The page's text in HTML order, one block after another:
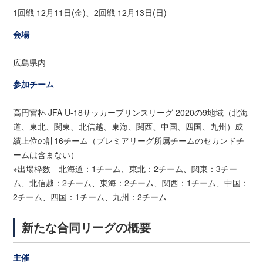
1回戦 12月11日(金)、2回戦 12月13日(日)
会場
広島県内
参加チーム
高円宮杯 JFA U-18サッカープリンスリーグ 2020の9地域（北海
道、東北、関東、北信越、東海、関西、中国、四国、九州）成
績上位の計16チーム（プレミアリーグ所属チームのセカンドチ
ームは含まない）
※出場枠数 北海道：1チーム、東北：2チーム、関東：3チー
ム、北信越：2チーム、東海：2チーム、関西：1チーム、中国：
2チーム、四国：1チーム、九州：2チーム
新たな合同リーグの概要
主催